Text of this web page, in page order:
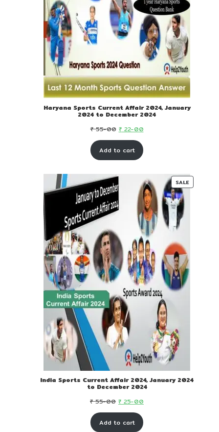
Haryana Sports Current Affair 2024, January
2024 to December 2024
₹55-00 Original
price
was:
00.
₹22-00Current
is:
00.
Add to cart
SALE
India Sports Current Affair 2024, January 2024
to December 2024
₹55-00 Original
price
was:
₹ 25-00Current
Add to cart